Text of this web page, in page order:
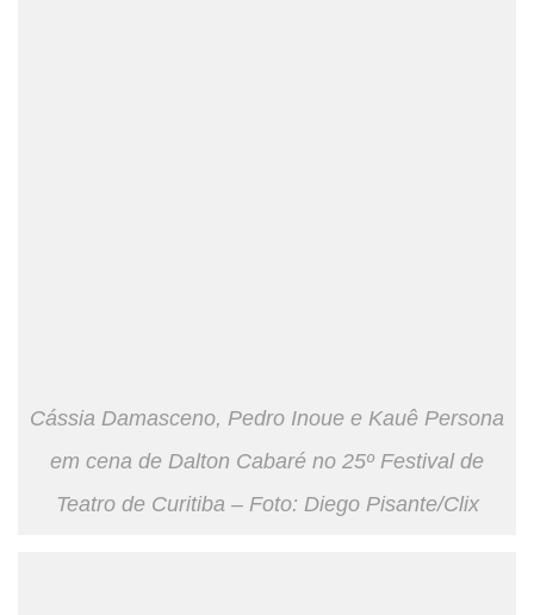
Cássia Damasceno, Pedro Inoue e Kauê Persona
em cena de Dalton Cabaré no 25º Festival de
Teatro de Curitiba – Foto: Diego Pisante/Clix